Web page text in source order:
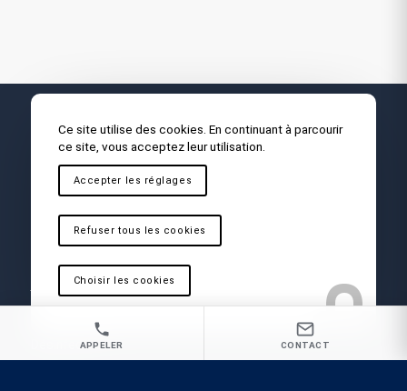
Vous recherchez une Société d’extermination
de parasites à Saint Maximin pour une
GP3D votre expert nuisibles
Désinsectisation
Dératisation
Désinfection
Ce site utilise des cookies. En continuant à parcourir
ce site, vous acceptez leur utilisation.
Accepter les réglages
Refuser tous les cookies
Choisir les cookies
APPELER CONTACT